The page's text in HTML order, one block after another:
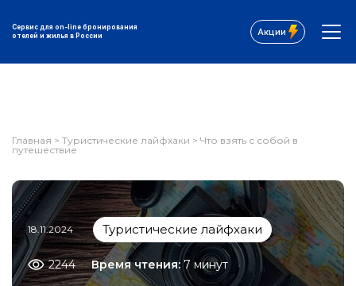
Сервис для on-line бронирования
отелей и жилья в России
Акции
Главная > Туристические лайфхаки > Что взять с собой в
путешествие
18.11.2024 Туристические лайфхаки
2244 Время чтения: 7 минут